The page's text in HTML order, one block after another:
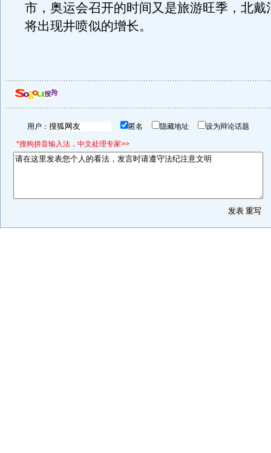
市，奥运会召开的时间又是旅游旺季，北戴
将出现井喷似的增长。
用户： 匿名 隐藏地址 设为辩论话题
*搜狗拼音输入法，中文处理专家>>